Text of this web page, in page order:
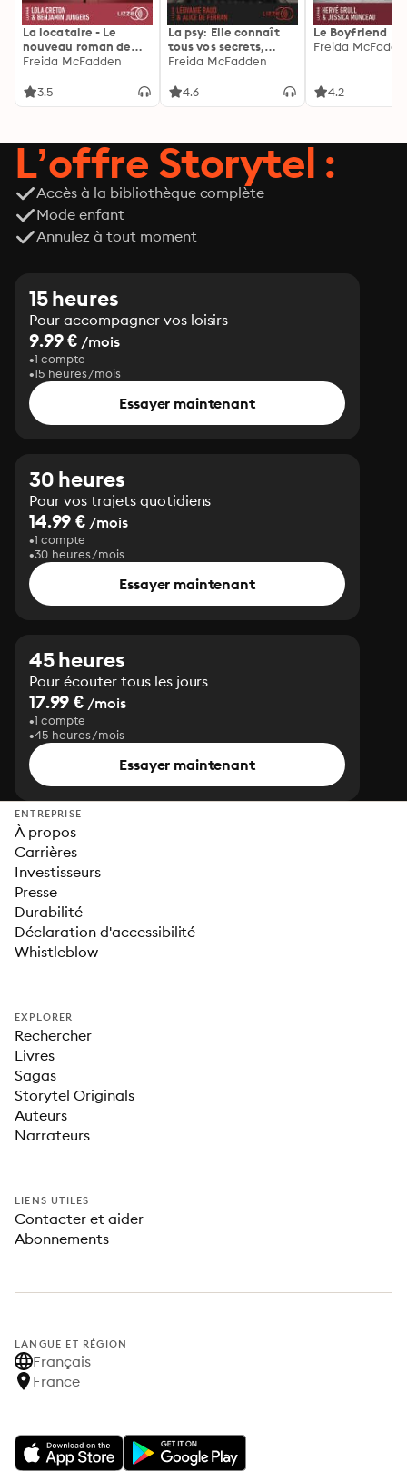
La locataire - Le
nouveau roman de
l'autrice de La femme
Freida McFadden
3.5
La psy: Elle connaît
tous vos secrets,
découvrez les siens ...
Freida McFadden
4.6
Le Boyfriend
Freida
4.2
L’offre Storytel :
Accès à la bibliothèque complète
Mode enfant
Annulez à tout moment
15 heures
Pour accompagner vos loisirs
9.99 € /mois
1 compte
15 heures/mois
Essayer maintenant
30 heures
Pour vos trajets quotidiens
14.99 € /mois
1 compte
30 heures/mois
Essayer maintenant
45 heures
Pour écouter tous les jours
17.99 € /mois
1 compte
45 heures/mois
Essayer maintenant
ENTREPRISE
À propos
Carrières
Investisseurs
Presse
Durabilité
Déclaration d'accessibilité
Whistleblow
EXPLORER
Rechercher
Livres
Sagas
Storytel Originals
Auteurs
Narrateurs
LIENS UTILES
Contacter et aider
Abonnements
LANGUE ET RÉGION
Français
France